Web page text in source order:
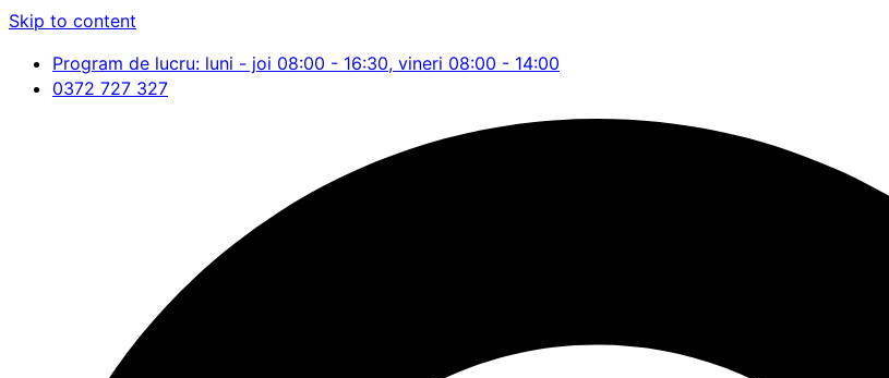
Skip to content
Program de lucru: luni - joi 08:00 - 16:30, vineri 08:00 - 14:00
0372 727 327